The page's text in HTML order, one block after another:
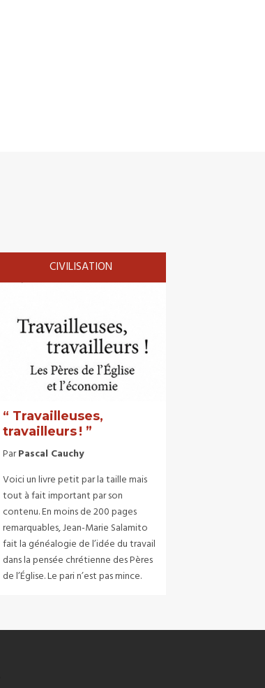
CIVILISATION
“ Travailleuses,
travailleurs ! ”
ParPascal Cauchy
Voici un livre petit par la taille mais
tout à fait important par son
contenu. En moins de 200 pages
remarquables, Jean-Marie Salamito
fait la généalogie de l’idée du travail
dans la pensée chrétienne des Pères
de l’Église. Le pari n’est pas mince.